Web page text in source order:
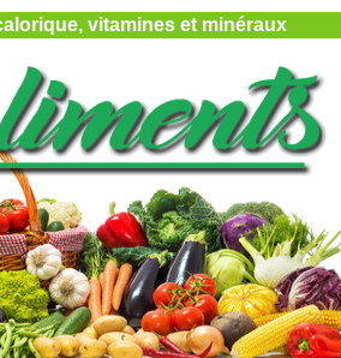
vitamines et minéraux